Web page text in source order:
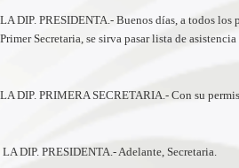
LA DIP. PRESIDENTA.- Buenos días, a todos los
Primer Secretaria, se sirva pasar lista de asistencia
LA DIP. PRIMERA SECRETARIA.- Con su
LA DIP. PRESIDENTA.- Adelante, Secretaria.